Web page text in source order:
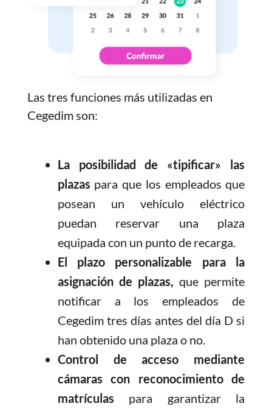
Las tres funciones más utilizadas en
Cegedim son:
La posibilidad de «tipificar» las
plazas para que los empleados que
posean un vehículo eléctrico
puedan reservar una plaza
equipada con un punto de recarga.
El plazo personalizable para la
asignación de plazas, que permite
notificar a los empleados de
Cegedim tres días antes del día D si
han obtenido una plaza o no.
Control de acceso mediante
cámaras con reconocimiento de
matrículas para garantizar la